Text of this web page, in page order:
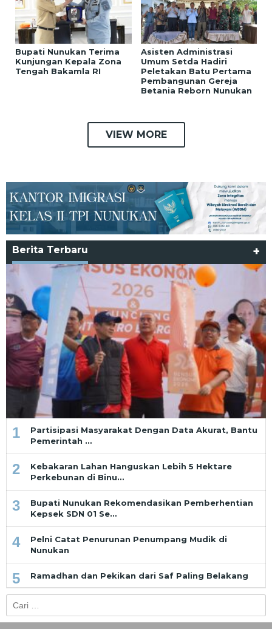
Bupati Nunukan Terima
Kunjungan Kepala Zona
Tengah Bakamla RI
Asisten Administrasi
Umum Setda Hadiri
Peletakan Batu Pertama
Pembangunan Gereja
Betania Reborn Nunukan
VIEW MORE
Berita Terbaru +
1
Partisipasi Masyarakat Dengan Data Akurat, Bantu
Pemerintah …
2
Kebakaran Lahan Hanguskan Lebih 5 Hektare
Perkebunan di Binu…
3
Bupati Nunukan Rekomendasikan Pemberhentian
Kepsek SDN 01 Se…
4
Pelni Catat Penurunan Penumpang Mudik di
Nunukan
5 Ramadhan dan Pekikan dari Saf Paling Belakang
untuk: